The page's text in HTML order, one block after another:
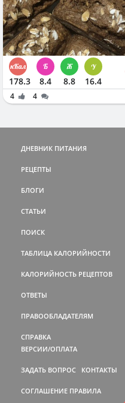
178.3 8.4 8.8 16.4
4 4
ДНЕВНИК ПИТАНИЯ
РЕЦЕПТЫ
БЛОГИ
СТАТЬИ
ПОИСК
ТАБЛИЦА КАЛОРИЙНОСТИ
КАЛОРИЙНОСТЬ РЕЦЕПТОВ
ОТВЕТЫ
ПРАВООБЛАДАТЕЛЯМ
СПРАВКА
ВЕРСИИ/ОПЛАТА
ЗАДАТЬ ВОПРОС КОНТАКТЫ
СОГЛАШЕНИЕ ПРАВИЛА